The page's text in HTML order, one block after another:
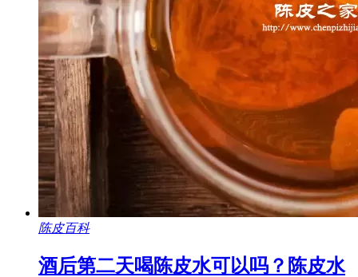
陈皮百科
酒后第二天喝陈皮水可以吗？陈皮水